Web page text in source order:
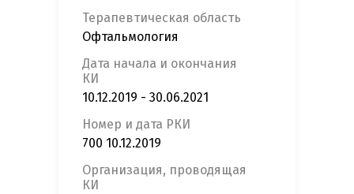
Терапевтическая область
Офтальмология
Дата начала и окончания
КИ
10.12.2019 - 30.06.2021
Номер и дата РКИ
700 10.12.2019
Организация, проводящая
КИ